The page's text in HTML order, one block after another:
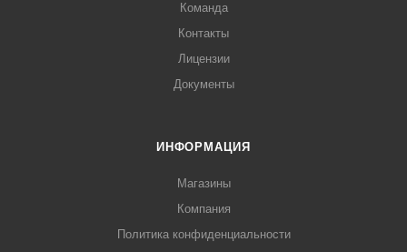
Команда
Контакты
Лицензии
Документы
ИНФОРМАЦИЯ
Магазины
Компания
Политика конфиденциальности